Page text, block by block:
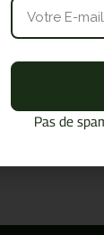
Notre
Snacking &
Lunchbag
Pas de